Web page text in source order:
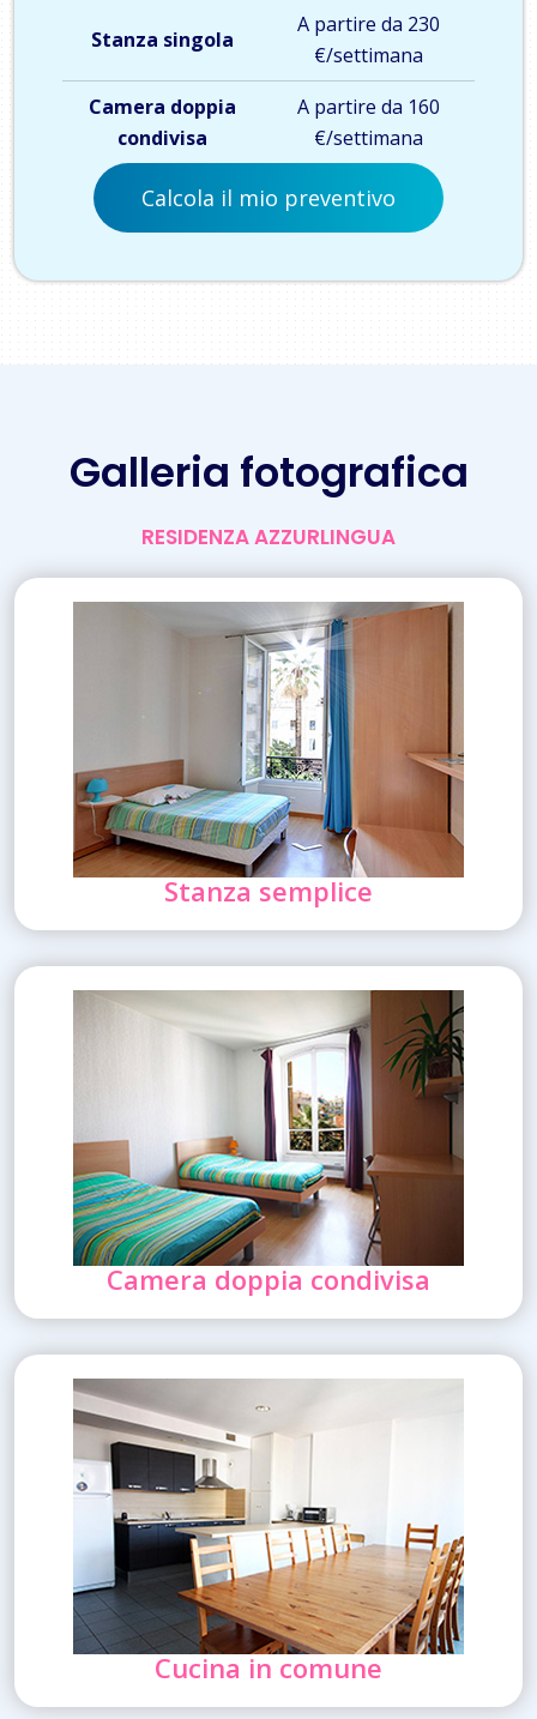
Stanza singola
A partire da 230
€/settimana
Camera doppia
condivisa
A partire da 160
€/settimana
Calcola il mio preventivo
Galleria fotografica
RESIDENZA AZZURLINGUA
Stanza semplice
Camera doppia condivisa
Cucina in comune